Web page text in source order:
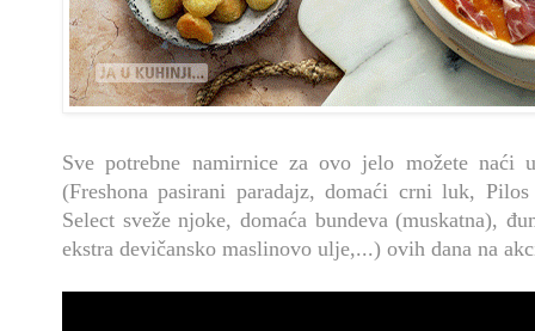
Sve potrebne namirnice za ovo jelo možete naći
(Freshona pasirani paradajz, domaći crni luk,
Select sveže njoke, domaća bundeva (muskatna),
ekstra devičansko maslinovo ulje,...) ovih dana na